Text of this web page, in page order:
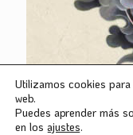
8 de noviembre de 2023
Móvil:
Utilizamos cookies
web.
Puedes aprender más
en los ajustes.